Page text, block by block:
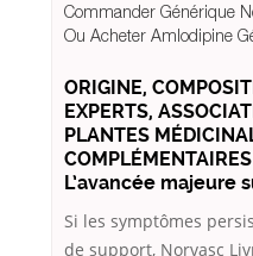
Commander Générique
Ou Acheter Amlodipine
ORIGINE,
EXPERTS,
PLANTES
L’avancée majeure
Si les symptômes
de support, Norvasc